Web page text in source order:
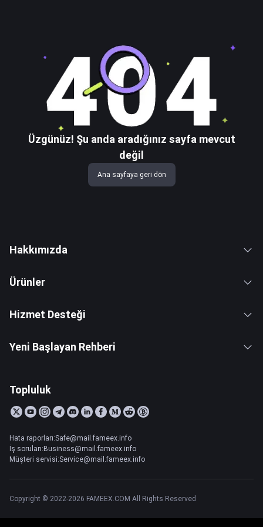
Üzgünüz! Şu anda aradığınız sayfa mevcut
değil
Ana sayfaya geri dön
Hakkımızda
Ürünler
Hizmet Desteği
Yeni Başlayan Rehberi
Topluluk
Hata raporları:Safe@mail.fameex.info
İş soruları:Business@mail.fameex.info
Müşteri servisi:Service@mail.fameex.info
Copyright © 2022-2026 FAMEEX.COM All Rights Reserved